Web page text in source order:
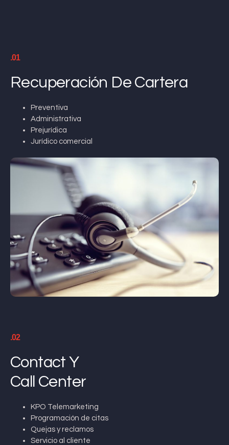
.01
Recuperación De Cartera
Preventiva
Administrativa
Prejurídica
Jurídico comercial
.02
Contact Y
Call Center
KPO Telemarketing
Programación de citas
Quejas y reclamos
Servicio al cliente